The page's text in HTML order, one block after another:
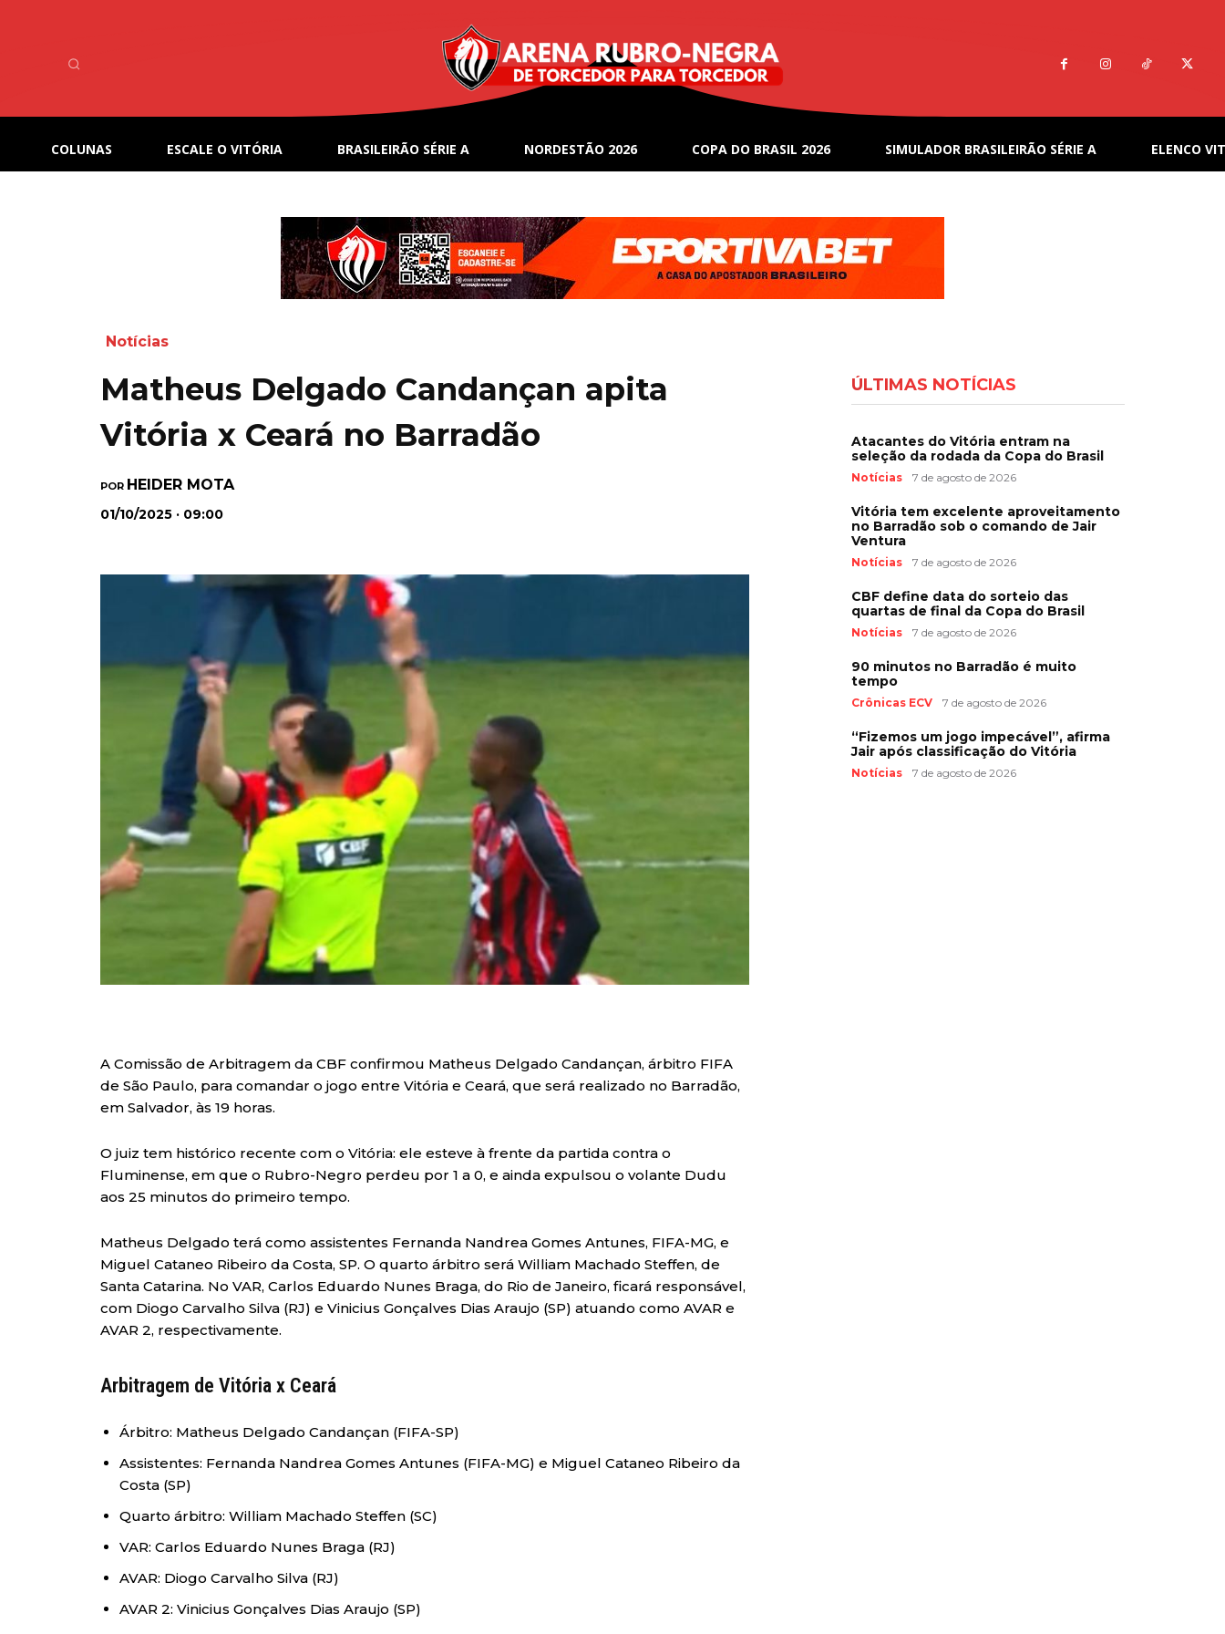
COLUNAS ESCALE O VITÓRIA BRASILEIRÃO SÉRIE A NORDESTÃO 2026 COPA DO BRASIL 2026 SIMULADOR BRASILEIRÃO SÉRIE A ELENCO
Notícias
Matheus Delgado Candançan apita
Vitória x Ceará no Barradão
POR HEIDER MOTA
01/10/2025 · 09:00
A Comissão de Arbitragem da CBF confirmou Matheus Delgado Candançan, árbitro FIFA
de São Paulo, para comandar o jogo entre Vitória e Ceará, que será realizado no Barradão,
em Salvador, às 19 horas.
O juiz tem histórico recente com o Vitória: ele esteve à frente da partida contra o
Fluminense, em que o Rubro-Negro perdeu por 1 a 0, e ainda expulsou o volante Dudu
aos 25 minutos do primeiro tempo.
Matheus Delgado terá como assistentes Fernanda Nandrea Gomes Antunes, FIFA-MG, e
Miguel Cataneo Ribeiro da Costa, SP. O quarto árbitro será William Machado Steffen, de
Santa Catarina. No VAR, Carlos Eduardo Nunes Braga, do Rio de Janeiro, ficará responsável,
com Diogo Carvalho Silva (RJ) e Vinicius Gonçalves Dias Araujo (SP) atuando como AVAR e
AVAR 2, respectivamente.
Arbitragem de Vitória x Ceará
Árbitro: Matheus Delgado Candançan (FIFA-SP)
Assistentes: Fernanda Nandrea Gomes Antunes (FIFA-MG) e Miguel Cataneo Ribeiro da
Costa (SP)
Quarto árbitro: William Machado Steffen (SC)
VAR: Carlos Eduardo Nunes Braga (RJ)
AVAR: Diogo Carvalho Silva (RJ)
AVAR 2: Vinicius Gonçalves Dias Araujo (SP)
ÚLTIMAS NOTÍCIAS
Atacantes do Vitória entram na
seleção da rodada da Copa do Brasil
Notícias 7 de agosto de 2026
Vitória tem excelente aproveitamento
no Barradão sob o comando de Jair
Ventura
Notícias 7 de agosto de 2026
CBF define data do sorteio das
quartas de final da Copa do Brasil
Notícias 7 de agosto de 2026
90 minutos no Barradão é muito
tempo
Crônicas ECV 7 de agosto de 2026
“Fizemos um jogo impecável”, afirma
Jair após classificação do Vitória
Notícias 7 de agosto de 2026